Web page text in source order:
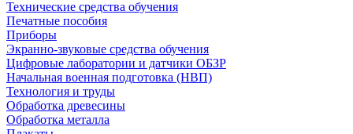
Технические средства обучения
Печатные пособия
Приборы
Экранно-звуковые средства обучения
Цифровые лаборатории и датчики ОБЗР
Начальная военная подготовка (НВП)
Технология и труды
Обработка древесины
Обработка металла